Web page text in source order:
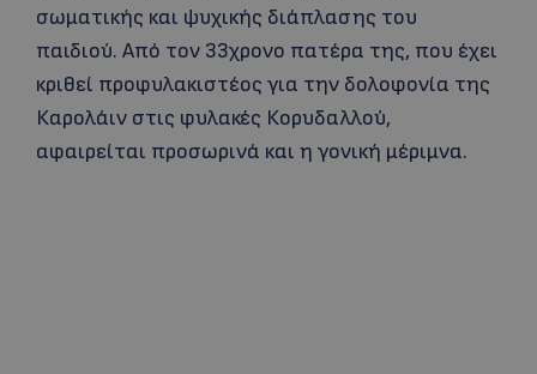
σωματικής και ψυχικής διάπλασης του
παιδιού. Από τον 33χρονο πατέρα της, που έχει
κριθεί προφυλακιστέος για την δολοφονία της
Καρολάιν στις φυλακές Κορυδαλλού,
αφαιρείται προσωρινά και η γονική μέριμνα.